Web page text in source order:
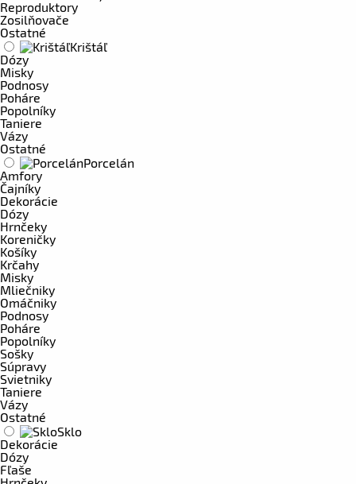
Reproduktory
Zosilňovače
Ostatné
Krištáľ
Dózy
Misky
Podnosy
Poháre
Popolníky
Taniere
Vázy
Ostatné
Porcelán
Amfory
Čajníky
Dekorácie
Dózy
Hrnčeky
Koreničky
Košíky
Krčahy
Misky
Mliečniky
Omáčniky
Podnosy
Poháre
Popolníky
Sošky
Súpravy
Svietniky
Taniere
Vázy
Ostatné
Sklo
Dekorácie
Dózy
Fľaše